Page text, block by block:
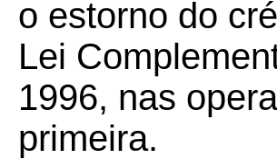
o estorno do
Lei
1996, nas
primeira.